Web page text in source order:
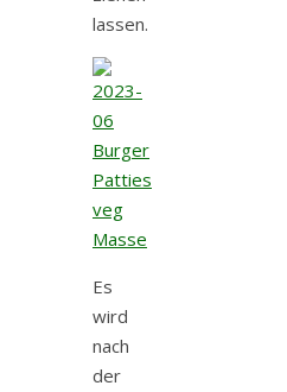
lassen.
Es
wird
nach
der